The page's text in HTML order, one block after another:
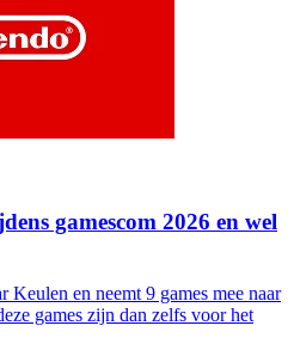
gamescom 2026 en wel
Keulen en neemt 9 games mee naar
games zijn dan zelfs voor het